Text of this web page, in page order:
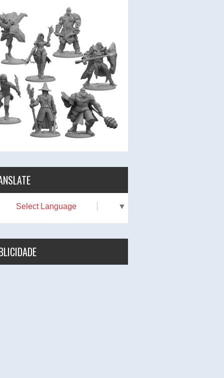
Select Language ▼